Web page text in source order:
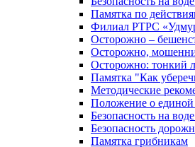
Памятка по
Филиал РТРС
Осторожно –
Осторожно,
Осторожно: тонкий
Памятка "Как
Методические
Положение о единой
Безопасность на
Безопасность
Памятка грибникам